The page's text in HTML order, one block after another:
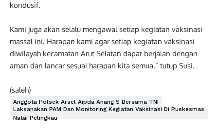
kondusif.
Kami juga akan selalu mengawal setiap kegiatan vaksinasi
massal ini. Harapan kami agar setiap kegiatan vaksinasi
diwilayah kecamatan Arut Selatan dapat berjalan dengan
aman dan lancar sesuai harapan kita semua,” tutup Susi.
(saleh)
Anggota Polsek Arsel Aipda Anang S Bersama TNI
Laksanakan PAM Dan Monitoring Kegiatan Vaksinasi Di Puskesmas
Natai Pelingkau